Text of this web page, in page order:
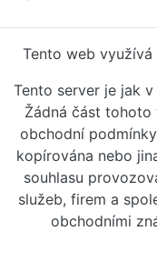
Tento web
Tento server je jak
Žádná část tohoto
obchodní
kopírována nebo
souhlasu
služeb, firem a
obchodními